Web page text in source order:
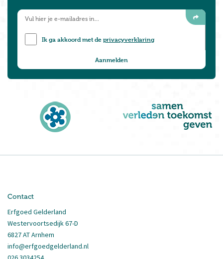
Ik ga akkoord met deprivacyverklaring
Contact
Erfgoed Gelderland
Westervoortsedijk 67-D
6827 AT Arnhem
info@erfgoedgelderland.nl